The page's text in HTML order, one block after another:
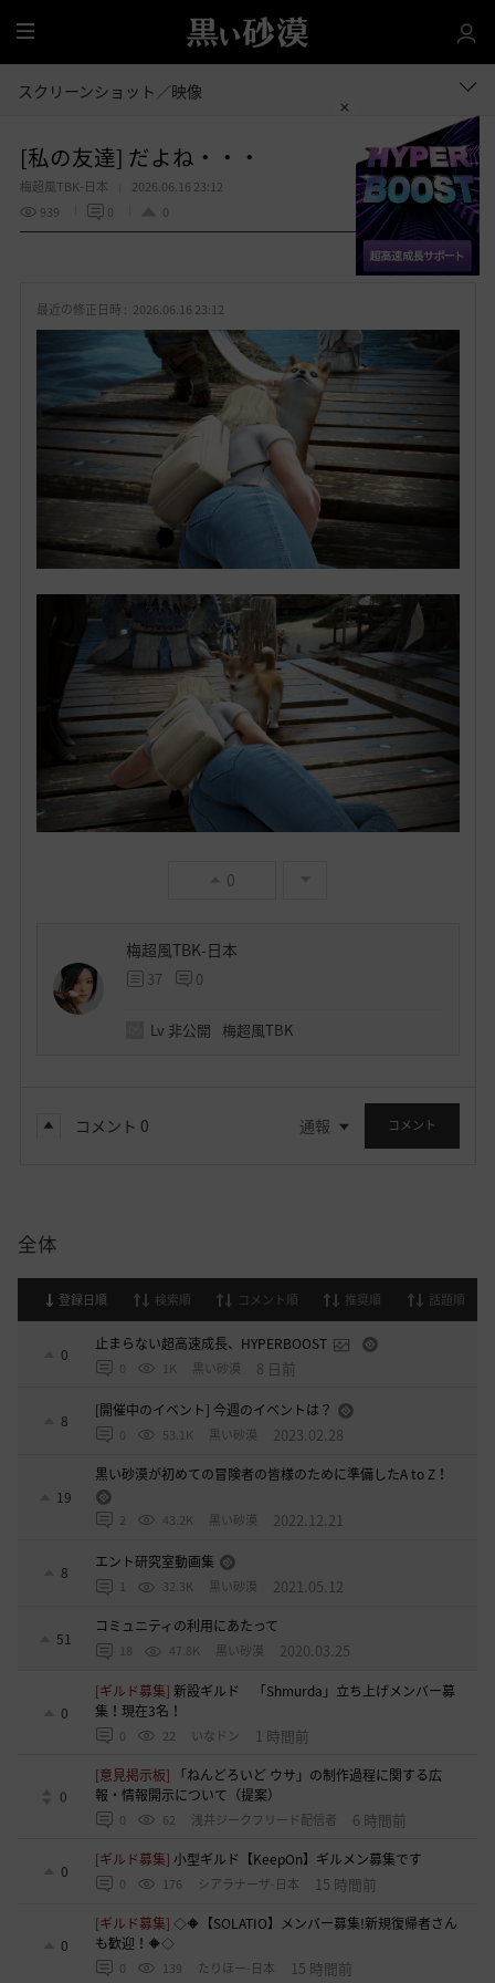
全
体
スクリーンショット／映像
[私の友達] だよね・・・
梅超風TBK-日本
2026.06.16 23:12
939
0 0
お
入
り
共有する
最近の修正日時 : 2026.06.16 23:12
0
梅超風TBK-日本
37 0
Lv 非公開 梅超風TBK
コメント 0 通報 コメント
全体
登録日順 検索順 コメント順 推奨順 話題順
0
止まらない超高速成長、HYPERBOOST
0 1K 黒い砂漠 8 日前
8
[開催中のイベント] 今週のイベントは？
0 53.1K 黒い砂漠 2023.02.28
19
黒い砂漠が初めての冒険者の皆様のために準備したA to Z！
2 43.2K 黒い砂漠 2022.12.21
8
エント研究室動画集
1 32.3K 黒い砂漠 2021.05.12
51
コミュニティの利用にあたって
18 47.8K 黒い砂漠 2020.03.25
0
[ギルド募集] 新設ギルド 「Shmurda」立ち上げメンバー募
集！現在3名！
0 22 いなドン 1 時間前
0
[意見掲示板]
「ねんどろいど ウサ」の制作過程に関する広
報・情報開示について（提案）
0 62 浅井ジークフリード配信者 6 時間前
0
[ギルド募集]小型ギルド【KeepOn】ギルメン募集です
0 176 シアラナーザ-日本 15 時間前
0
[ギルド募集]◇🔶【SOLATIO】メンバー募集!新規復帰者さん
も歓迎！🔶◇
0 139 たりほー-日本 15 時間前